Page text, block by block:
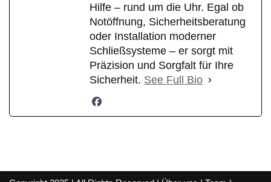
Hilfe – rund um die Uhr. Egal ob
Notöffnung, Sicherheitsberatung
oder Installation moderner
Schließsysteme – er sorgt mit
Präzision und Sorgfalt für Ihre
Sicherheit. See Full Bio